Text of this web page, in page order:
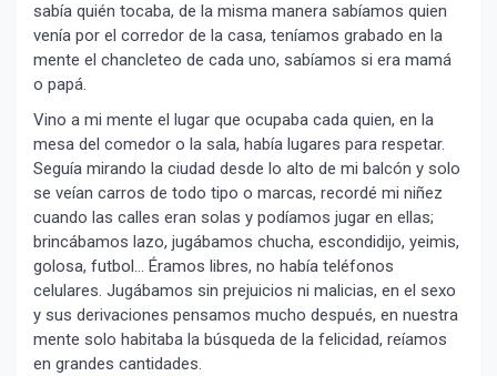
sabía quién tocaba, de la misma manera sabíamos quien
venía por el corredor de la casa, teníamos grabado en la
mente el chancleteo de cada uno, sabíamos si era mamá
o papá.
Vino a mi mente el lugar que ocupaba cada quien, en la
mesa del comedor o la sala, había lugares para respetar.
Seguía mirando la ciudad desde lo alto de mi balcón y solo
se veían carros de todo tipo o marcas, recordé mi niñez
cuando las calles eran solas y podíamos jugar en ellas;
brincábamos lazo, jugábamos chucha, escondidijo, yeimis,
golosa, futbol… Éramos libres, no había teléfonos
celulares. Jugábamos sin prejuicios ni malicias, en el sexo
y sus derivaciones pensamos mucho después, en nuestra
mente solo habitaba la búsqueda de la felicidad, reíamos
en grandes cantidades.